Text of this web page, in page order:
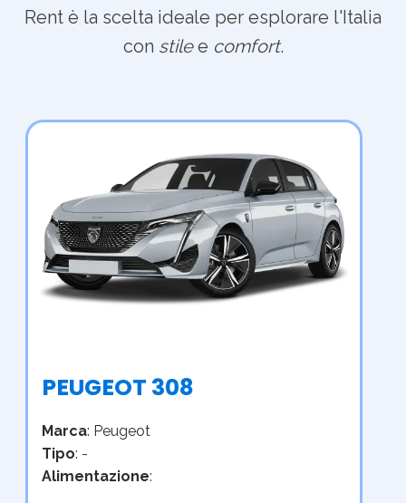
Rent è la scelta ideale per esplorare l'Italia
con stilee comfort.
PEUGEOT 308
Marca: Peugeot
Tipo: -
Alimentazione: